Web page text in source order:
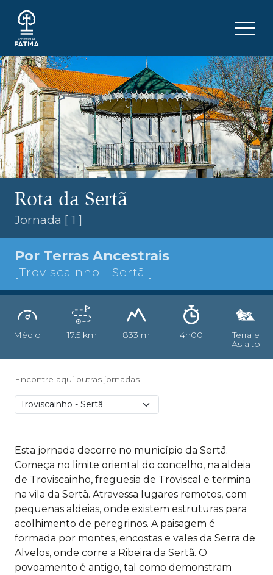
Rota da Sertã
Jornada [ 1 ]
Por Terras Ancestrais
[Troviscainho - Sertã ]
Médio 17.5 km 833 m 4h00
Terra e
Asfalto
Encontre aqui outras jornadas
Esta jornada decorre no município da Sertã.
Começa no limite oriental do concelho, na aldeia
de Troviscainho, freguesia de Troviscal e termina
na vila da Sertã. Atravessa lugares remotos, com
pequenas aldeias, onde existem estruturas para
acolhimento de peregrinos. A paisagem é
formada por montes, encostas e vales da Serra de
Alvelos, onde corre a Ribeira da Sertã. O
povoamento é antigo, tal como demonstram